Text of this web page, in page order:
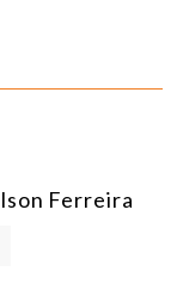
Ferreira